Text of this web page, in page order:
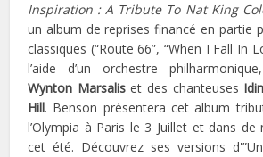
Inspiration : A Tribute To Nat King
un album de reprises financé en partie
classiques (“Route 66”, “When I Fall In
l’aide d’un orchestre
Wynton Marsaliset des chanteuses
Hill. Benson présentera cet album
l’Olympia à Paris le 3 Juillet et dans de
cet été. Découvrez ses versions